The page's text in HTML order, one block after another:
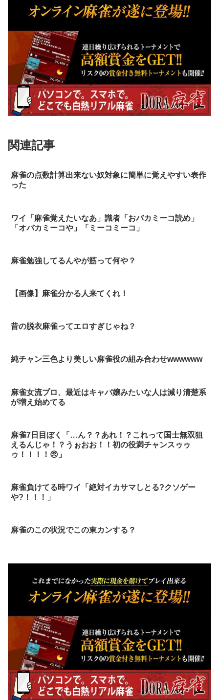
関連記事
麻雀の点数計算出来ない奴対象に簡単に覚えやすい表作
った
ワイ「麻雀覚えたいなあ」識者「おバカミーコ読め」
「オバカミーコや」「ミーコミーコ」
麻雀勉強してるんやが筋って何や？
【画像】麻雀分かる人来てくれ！
昔の脱衣麻雀ってエロすぎじゃね？
純チャン三色より美しい麻雀役の組み合わせwwwwww
麻雀女流プロ、最近はキャバ嬢みたいな人は減り清楚系
が増え始めてる
麻雀7日目ぼく「…ん？？あれ！？これって国士無双狙
えるんじゃ！？うぉおお！！初の役満チャンスゥゥ
ゥ！！！！😠」
麻雀負けてる時ワイ「絶対イカサマしとる?クソゲー
や?！！！」
麻雀のこの状況でこの東カンする？